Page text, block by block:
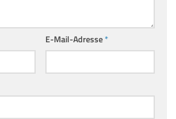
E-Mail-Adresse*